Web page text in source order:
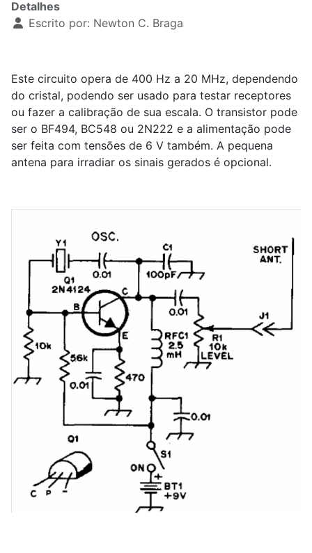
Detalhes
Escrito por: Newton C. Braga
Este circuito opera de 400 Hz a 20 MHz, dependendo
do cristal, podendo ser usado para testar receptores
ou fazer a calibração de sua escala. O transistor pode
ser o BF494, BC548 ou 2N222 e a alimentação pode
ser feita com tensões de 6 V também. A pequena
antena para irradiar os sinais gerados é opcional.